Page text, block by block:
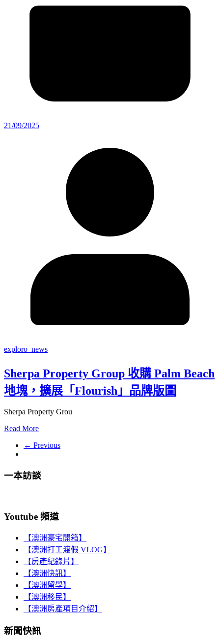
21/09/2025
exploro_news
Sherpa Property Group 收購 Palm Beach
地塊，擴展「Flourish」品牌版圖
Sherpa Property Grou
Read More
← Previous
一本訪談
Youtube 頻道
【澳洲豪宅開箱】
【澳洲打工渡假 VLOG】
【房產紀錄片】
【澳洲快訊】
【澳洲留學】
【澳洲移民】
【澳洲房產項目介紹】
新聞快訊